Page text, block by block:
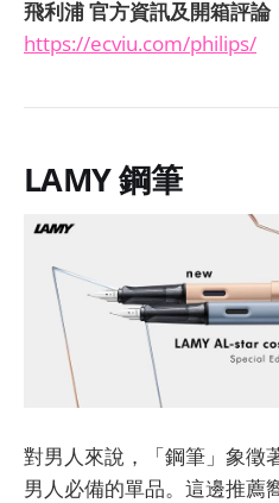
飛利浦 官方資訊及開箱評論
https://ecviu.com/philips/
LAMY 鋼筆
對男人來說，「鋼筆」象徵
男人必備的單品。這邊推薦